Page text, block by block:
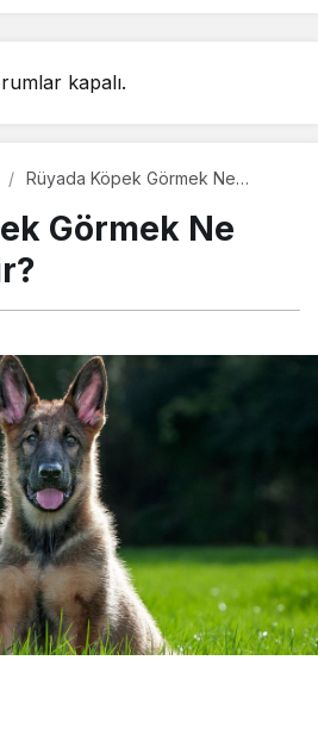
kapalı.
Rüyada Köpek Görmek Ne
Görmek Ne